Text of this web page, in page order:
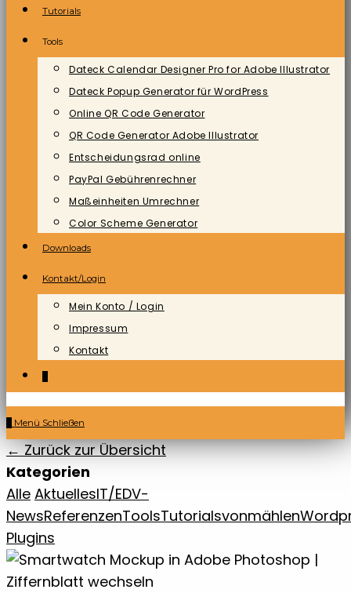
Tutorials
Tools
Dateck Calendar Designer Pro for Adobe Illustrator
Dateck Popup Generator für WordPress
Online QR Code Generator
QR Code Generator Adobe Illustrator
Entscheidungsrad online
PayPal Gebührenrechner
Maßeinheiten Umrechner
Color Scheme Generator
Downloads
Kontakt/Login
Mein Konto / Login
Impressum
Kontakt
Menü Schließen
← Zurück zur Übersicht
Kategorien
Alle AktuellesIT/EDV-
NewsReferenzenToolsTutorialsvonmählen
Plugins